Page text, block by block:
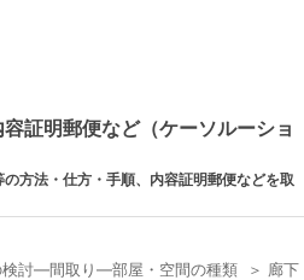
証明郵便など（ケーソルーショ
方法・仕方・手順、内容証明郵便などを取
検討―間取り―部屋・空間の種類 ＞ 廊下